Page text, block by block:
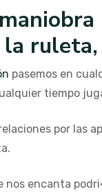
pasemos en
tiempo
por las
nos encanta